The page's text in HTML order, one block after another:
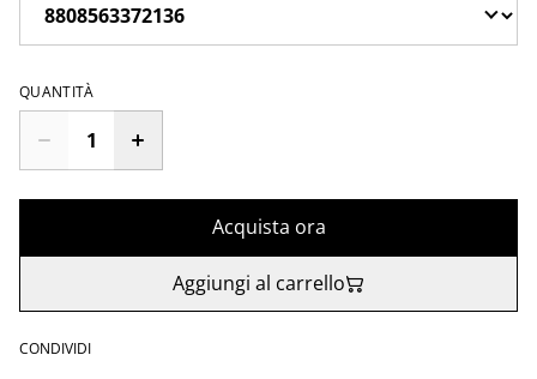
QUANTITÀ
Acquista ora
Aggiungi al carrello
CONDIVIDI